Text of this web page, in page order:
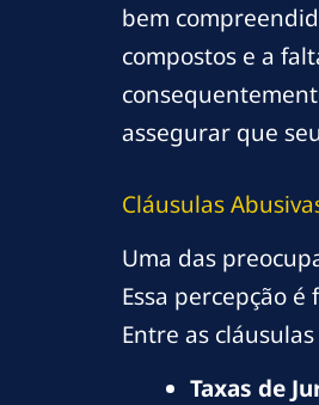
bem
compostos e a
assegurar que
Cláusulas
Uma das
Essa percepção
Entre as
Taxas de